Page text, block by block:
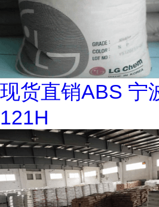
现货直销ABS 宁
121H